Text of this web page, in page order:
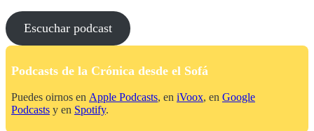
Escuchar podcast
Podcasts de la Crónica desde el Sofá
Puedes oirnos en Apple Podcasts, en iVoox, en Google
Podcasts y en Spotify.